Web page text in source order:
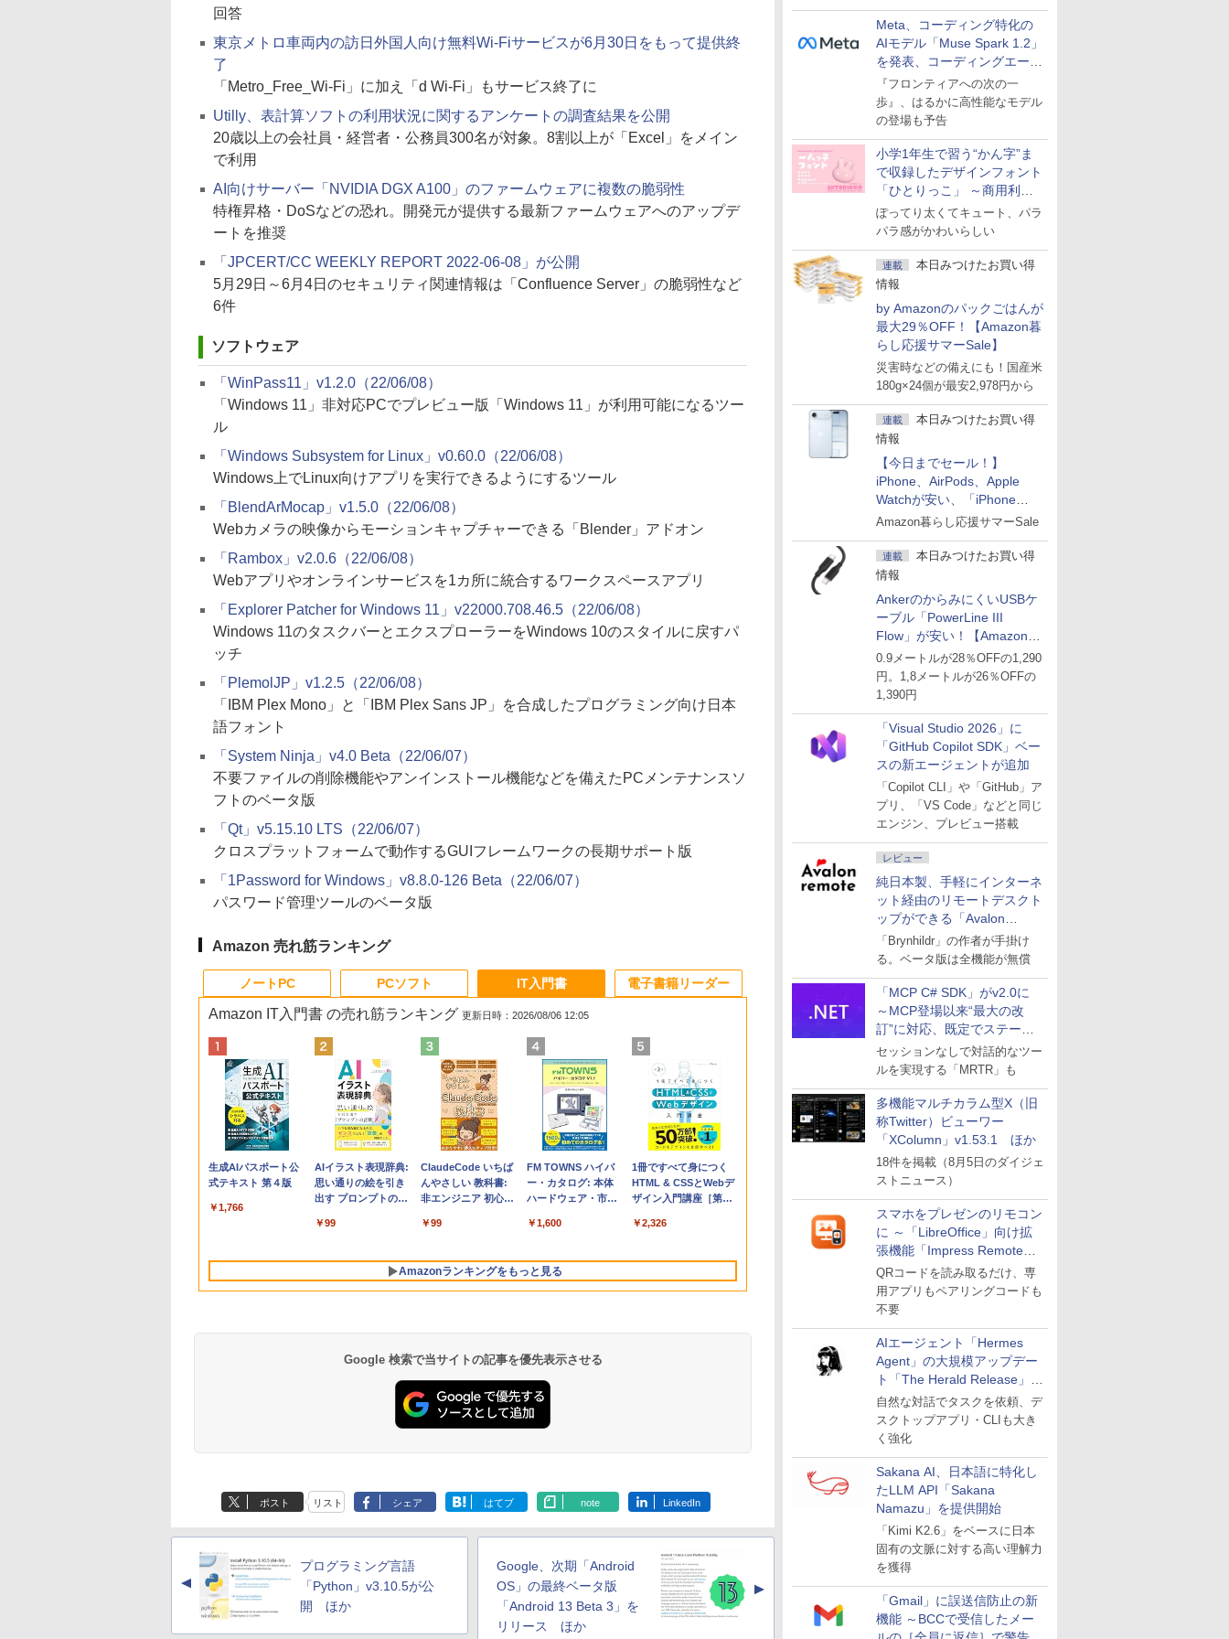
Meta、コーディング特化の
AIモデル「Muse Spark 1.2」
を発表、コーディングエージ
ェント「Muse Code」も
『フロンティアへの次の一
歩』、はるかに高性能なモデル
の登場も予告
小学1年生で習う“かん字”ま
で収録したデザインフォント
「ひとりっこ」 ～商用利用
OK
ぽってり太くてキュート、パラ
パラ感がかわいらしい
連載
本日みつけたお買い得
情報
by Amazonのパックごはんが
最大29％OFF！【Amazon暮
らし応援サマーSale】
災害時などの備えにも！国産米
180g×24個が最安2,978円から
連載
本日みつけたお買い得
情報
【今日までセール！】
iPhone、AirPods、Apple
Watchが安い、「iPhone
Air」256GB版が139,800円な
Amazon暮らし応援サマーSale
連載
本日みつけたお買い得
情報
AnkerのからみにくいUSBケ
ーブル「PowerLine III
Flow」が安い！【Amazon暮
らし応援サマーSale】
0.9メートルが28％OFFの1,290
円。1,8メートルが26％OFFの
1,390円
「Visual Studio 2026」に
「GitHub Copilot SDK」ベー
スの新エージェントが追加
「Copilot CLI」や「GitHub」ア
プリ、「VS Code」などと同じ
エンジン、プレビュー搭載
レビュー
純日本製、手軽にインターネ
ット経由のリモートデスクト
ップができる「Avalon
remote」
「Brynhildr」の作者が手掛け
る。ベータ版は全機能が無償
「MCP C# SDK」がv2.0に
～MCP登場以来“最大の改
訂”に対応、既定でステート
レスへ
セッションなしで対話的なツー
ルを実現する「MRTR」も
多機能マルチカラム型X（旧
称Twitter）ビューワー
「XColumn」v1.53.1 ほか
18件を掲載（8月5日のダイジェ
ストニュース）
スマホをプレゼンのリモコン
に ～「LibreOffice」向け拡
張機能「Impress Remote」
が公開
QRコードを読み取るだけ、専
用アプリもペアリングコードも
不要
AIエージェント「Hermes
Agent」の大規模アップデー
ト「The Herald Release」が
公開
自然な対話でタスクを依頼、デ
スクトップアプリ・CLIも大き
く強化
Sakana AI、日本語に特化し
たLLM API「Sakana
Namazu」を提供開始
「Kimi K2.6」をベースに日本
固有の文脈に対する高い理解力
を獲得
「Gmail」に誤送信防止の新
機能 ～BCCで受信したメー
回答
東京メトロ車両内の訪日外国人向け無料Wi-Fiサービスが6月30日をもって提供終
了
「Metro_Free_Wi-Fi」に加え「d Wi-Fi」もサービス終了に
Utilly、表計算ソフトの利用状況に関するアンケートの調査結果を公開
20歳以上の会社員・経営者・公務員300名が対象。8割以上が「Excel」をメイン
で利用
AI向けサーバー「NVIDIA DGX A100」のファームウェアに複数の脆弱性
特権昇格・DoSなどの恐れ。開発元が提供する最新ファームウェアへのアップデ
ートを推奨
「JPCERT/CC WEEKLY REPORT 2022-06-08」が公開
5月29日～6月4日のセキュリティ関連情報は「Confluence Server」の脆弱性など
6件
ソフトウェア
「WinPass11」v1.2.0（22/06/08）
「Windows 11」非対応PCでプレビュー版「Windows 11」が利用可能になるツー
ル
「Windows Subsystem for Linux」v0.60.0（22/06/08）
Windows上でLinux向けアプリを実行できるようにするツール
「BlendArMocap」v1.5.0（22/06/08）
Webカメラの映像からモーションキャプチャーできる「Blender」アドオン
「Rambox」v2.0.6（22/06/08）
Webアプリやオンラインサービスを1カ所に統合するワークスペースアプリ
「Explorer Patcher for Windows 11」v22000.708.46.5（22/06/08）
Windows 11のタスクバーとエクスプローラーをWindows 10のスタイルに戻すパ
ッチ
「PlemolJP」v1.2.5（22/06/08）
「IBM Plex Mono」と「IBM Plex Sans JP」を合成したプログラミング向け日本
語フォント
「System Ninja」v4.0 Beta（22/06/07）
不要ファイルの削除機能やアンインストール機能などを備えたPCメンテナンスソ
フトのベータ版
「Qt」v5.15.10 LTS（22/06/07）
クロスプラットフォームで動作するGUIフレームワークの長期サポート版
「1Password for Windows」v8.8.0-126 Beta（22/06/07）
パスワード管理ツールのベータ版
Amazon 売れ筋ランキング
ノートPC
Apple 2026
MacBook Neo A18
ンチノートブック：
設計、Liquid Retina
ユニファイドメモ
tomtoc 360°保護
15.6 16インチ パソコ
ンケース Dell NEC
dynabook Lenovo
￥2,952
Apple 2026
MacBook Air M5チ
ップ搭載13インチノ
Apple Intelligence、
Retinaディスプレ
イ、24GBユニファイ
ドメモリ、1TB SSD
ド、Touch ID - スカ
イブルー
￥298,901
【Amazon.co.jp限
定】 HP ノートパソ
コン 15-fd 15.6イン
512GB SSD インテ
￥129,800
FMV ノートパソコン
WE1-K3 (MS 365
Personal/Copilotキー
型/Core i5/16GB/SSD
FMVWK3E15W_AZ
￥119,800
PCソフト
Xbox プリペイドカ
ード 10,000円 デジタ
ギフトカード】 [オン
Robloxギフトカード
- 800 Robux 【限定
バーチャルアイテム
ンゲームコード】 ロ
インコード版
￥1,300
Microsoft Office
Home & Business
2024(最新 永続版)|オ
版|Windows11、
￥39,582
Robloxギフトカード
- 2,000 Robux 【限
定バーチャルアイテ
インゲームコード】
ラインコード版
￥3,200
Robloxギフトカード -
1000 Robux 【限定バ
ーチャルアイテムを含
ムコード】 ロブロック
版
￥1,600
IT入門書
Amazon IT入門書 の売れ筋ランキング 更新日時：2026/08/06 12:05
生成AIパスポート公
式テキスト 第４版
￥1,766
AIイラスト表現辞典:
思い通りの絵を引き
出す プロンプトの言
ズ (はぴーイラスト
￥99
ClaudeCode いちば
んやさしい 教科書:
非エンジニア 初心者
マニュアル AI副業に
もKindle出版にも！
非エンジニアのため
のAIコーディング入
￥99
FM TOWNS ハイパ
ー・カタログ: 本体
ハードウェア・市販
フェクトリストと最
￥1,600
1冊ですべて身につく
HTML & CSSとWebデ
ザイン入門講座［第2
￥2,326
Amazonランキングをもっと見る
電子書籍リーダー
7インチディスプレ
イ、色調調節ライ
テリー、広告なし、
ブラック
￥27,980
ない、大きな画面で
読みやすい、6週間持
チディスプレイ電子
ック、16GB、広告な
し
￥19,980
ション (32GB) 7イン
チディスプレイ、明
調節ライト、12週間
告なし、メタリック
ブラック
￥32,980
トレージ、防水、7イ
ンチカラーディスプ
ト、最大8週間持続バ
し、ブラック (2025
年発売)
￥39,980
インチカラーディスプ
レイ、64GBストレー
明るさ自動調整、色調
調節ライト、プレミア
ムペン付き、グラファ
￥115,980
Google 検索で当サイトの記事を優先表示させる
ポスト リスト シェア はてブ note LinkedIn
▲
プログラミング言語
「Python」v3.10.5が公
開 ほか
Google、次期「Android
OS」の最終ベータ版
「Android 13 Beta 3」を
リリース ほか
▲